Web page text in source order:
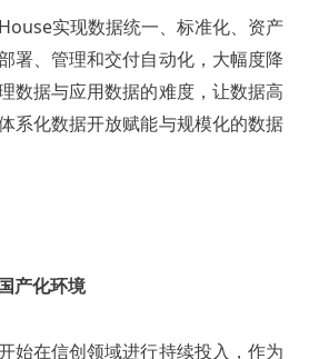
实现数据统一、标准化、资产
署、管理和交付自动化，大幅度降
数据与应用数据的难度，让数据高
系化数据开放赋能与规模化的数据
产化环境
始在信创领域进行持续投入，作为